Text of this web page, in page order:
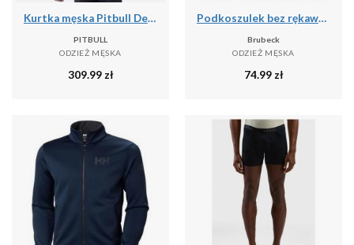
Kurtka męska Pitbull Detroit Baseball
PITBULL
ODZIEŻ MĘSKA
309.99 zł
Podkoszulek bez rękawów Brubeck Base Layer Ultra Light 3D
Brubeck
ODZIEŻ MĘSKA
74.99 zł